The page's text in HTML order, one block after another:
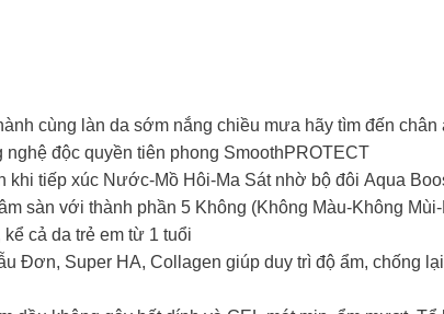
cùng làn da sớm nắng chiều mưa hãy tìm đến
độc quyền tiên phong SmoothPROTECT
tiếp xúc Nước-Mồ Hôi-Ma Sát nhờ bộ đôi Aqua
sàn với thành phần 5 Không (Không Màu-Không
cả da trẻ em từ 1 tuổi
Đơn, Super HA, Collagen giúp duy trì độ ẩm, chống